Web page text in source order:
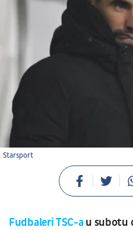
Starsport
Fudbaleri TSC-au subotu